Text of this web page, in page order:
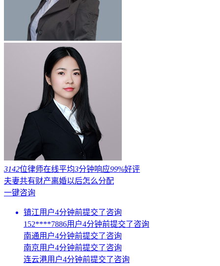
3142位律师在线平均3分钟响应99%好评
夫妻共有财产离婚以后怎么分配
一键咨询
镇江用户4分钟前提交了咨询
152****7886用户4分钟前提交了咨询
南通用户4分钟前提交了咨询
南京用户4分钟前提交了咨询
连云港用户4分钟前提交了咨询